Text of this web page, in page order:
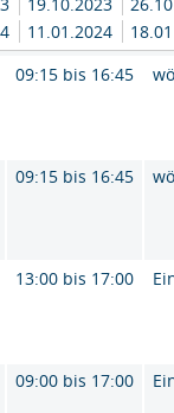
11.01.2024
09:15 bis 16:45
09:15 bis 16:45
13:00 bis 17:00
09:00 bis 17:00